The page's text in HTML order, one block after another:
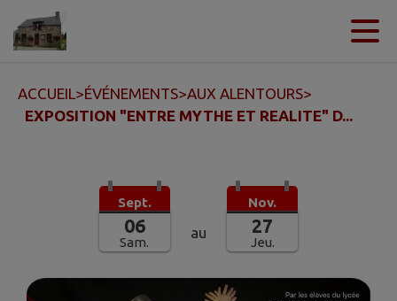
Contenu
ACCUEIL>ÉVÉNEMENTS>AUX ALENTOURS>
EXPOSITION "ENTRE MYTHE ET REALITE" D...
Sept.
06
Sam.
au
Nov.
27
Jeu.